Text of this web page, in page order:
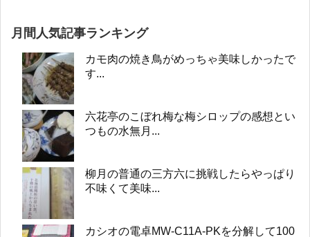
月間人気記事ランキング
カモ肉の焼き鳥がめっちゃ美味しかったで
す...
六花亭のこぼれ梅な梅シロップの感想とい
つもの水無月...
柳月の普通の三方六に挑戦したらやっぱり
不味くて美味...
カシオの電卓MW-C11A-PKを分解して100